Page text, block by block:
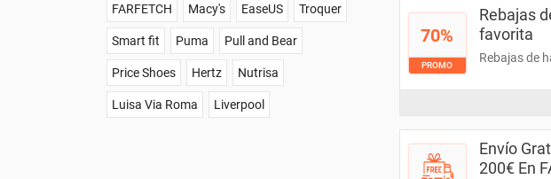
70%
PROMO
Rebajas
favorita
Rebajas de
Envío
200€ En
FARFETCH Macy's EaseUS Troquer
Smart fit Puma Pull and Bear
Price Shoes Hertz Nutrisa
Luisa Via Roma Liverpool